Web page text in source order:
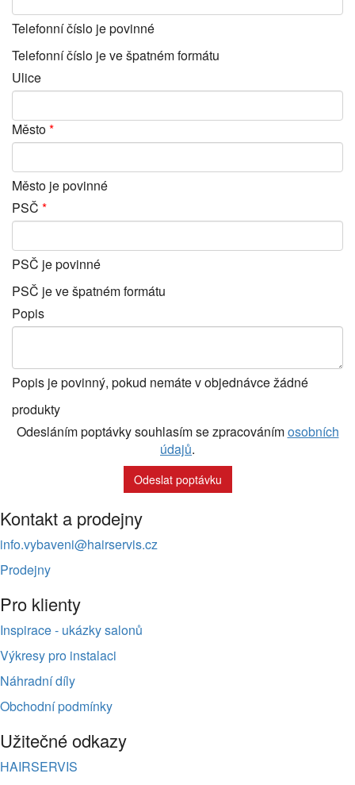
Telefonní číslo je povinné
Telefonní číslo je ve špatném formátu
Ulice
Město
Město je povinné
PSČ
PSČ je povinné
PSČ je ve špatném formátu
Popis
Popis je povinný, pokud nemáte v objednávce žádné
produkty
Odesláním poptávky souhlasím se zpracovánímosobních
údajů.
Odeslat poptávku
Kontakt a prodejny
info.vybaveni@hairservis.cz
Prodejny
Pro klienty
Inspirace - ukázky salonů
Výkresy pro instalaci
Náhradní díly
Obchodní podmínky
Užitečné odkazy
HAIRSERVIS